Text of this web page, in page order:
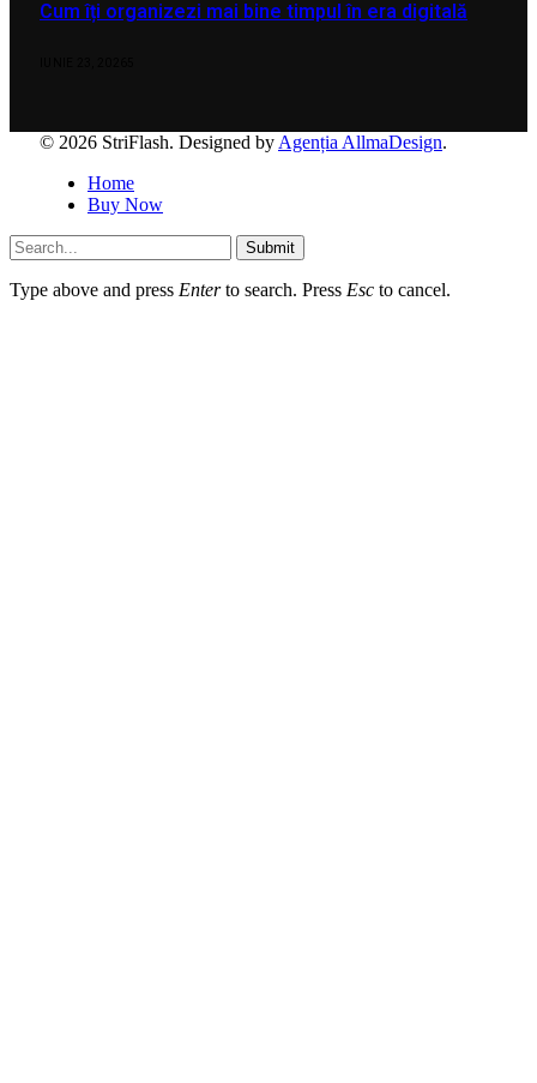
Cum îți organizezi mai bine timpul în era digitală
© 2026 StriFlash. Designed by Agenția AllmaDesign.
Home
Buy Now
Submit
Type above and press Enterto search. Press Esc to cancel.